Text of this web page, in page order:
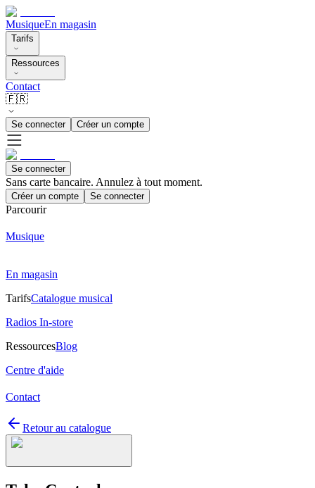
MusiqueEn magasin
Tarifs
Ressources
Contact
🇫🇷
Se connecter Créer un compte
Se connecter
Sans carte bancaire. Annulez à tout moment.
Créer un compte Se connecter
Parcourir
Musique
En magasin
TarifsCatalogue musical
Radios In-store
RessourcesBlog
Centre d'aide
Contact
Retour au catalogue